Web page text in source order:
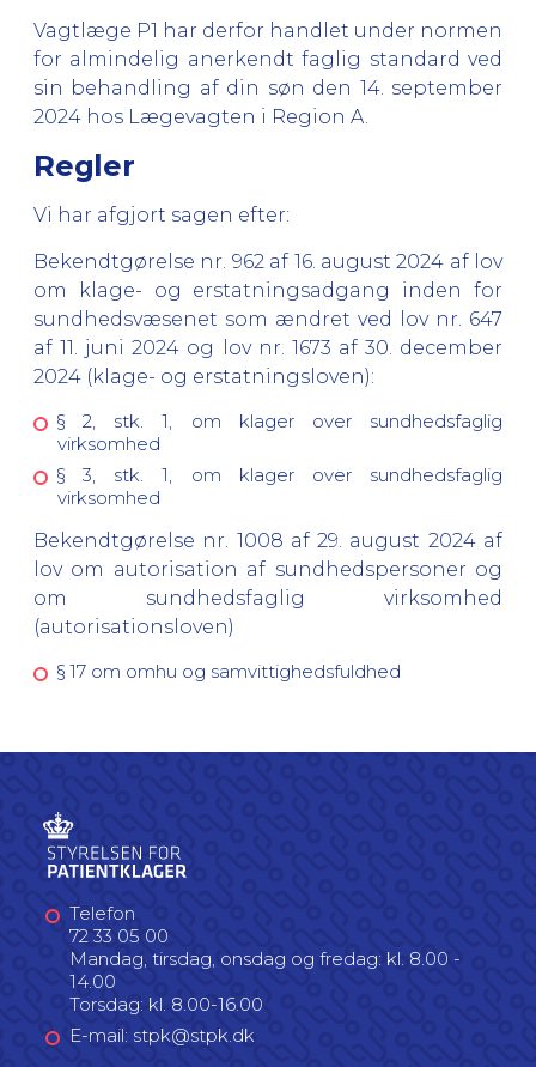
Vagtlæge P1 har derfor handlet under normen
for almindelig anerkendt faglig standard ved
sin behandling af din søn den 14. september
2024 hos Lægevagten i Region A.
Regler
Vi har afgjort sagen efter:
Bekendtgørelse nr. 962 af 16. august 2024 af lov
om klage- og erstatningsadgang inden for
sundhedsvæsenet som ændret ved lov nr. 647
af 11. juni 2024 og lov nr. 1673 af 30. december
2024 (klage- og erstatningsloven):
§ 2, stk. 1, om klager over sundhedsfaglig
virksomhed
§ 3, stk. 1, om klager over sundhedsfaglig
virksomhed
Bekendtgørelse nr. 1008 af 29. august 2024 af
lov om autorisation af sundhedspersoner og
om sundhedsfaglig virksomhed
(autorisationsloven)
§ 17 om omhu og samvittighedsfuldhed
Telefon
72 33 05 00
Mandag, tirsdag, onsdag og fredag: kl. 8.00 -
14.00
Torsdag: kl. 8.00-16.00
E-mail: stpk@stpk.dk